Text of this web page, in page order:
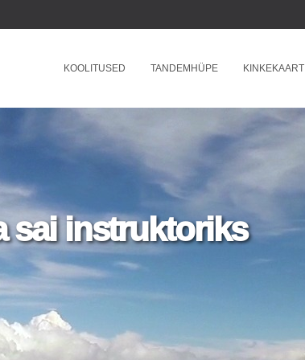
KOOLITUSED TANDEMHÜPE KINKEKAART
sai instruktoriks